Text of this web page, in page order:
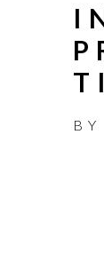
BY